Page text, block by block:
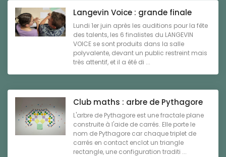
Langevin Voice : grande finale
Lundi 1er juin après les auditions pour la fête
des talents, les 6 finalistes du LANGEVIN
VOICE se sont produits dans la salle
polyvalente, devant un public restreint mais
très attentif, et il a été di ...
Club maths : arbre de Pythagore
L'arbre de Pythagore est une fractale plane
construite à l'aide de carrés. Elle porte le
nom de Pythagore car chaque triplet de
carrés en contact enclot un triangle
rectangle, une configuration traditi ...